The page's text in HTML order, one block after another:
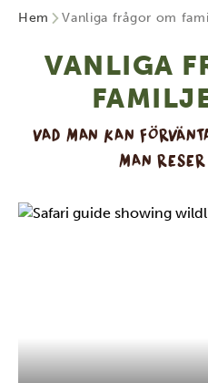
Hem Vanliga frågor om
VANLIGA
VAD MAN KAN
MAN